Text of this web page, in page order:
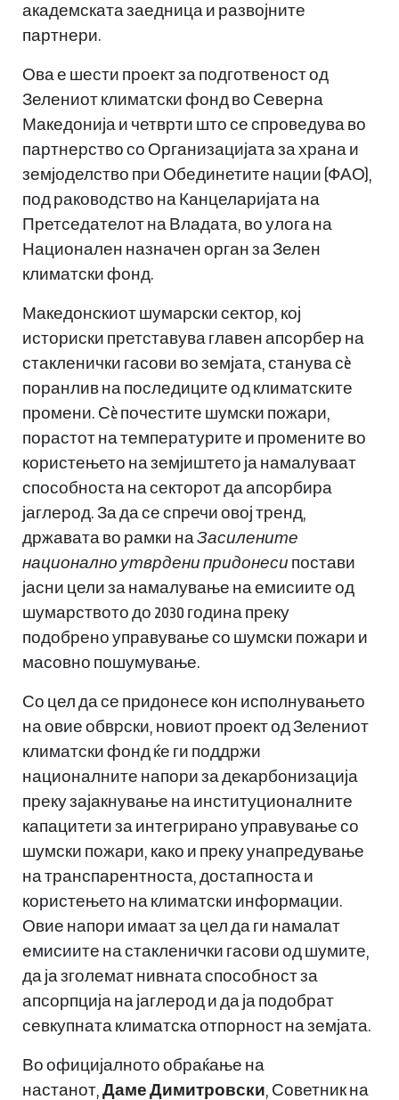
академската заедница и развојните
партнери.
Ова е шести проект за подготвеност од
Зелениот климатски фонд во Северна
Македонија и четврти што се спроведува во
партнерство со Организацијата за храна и
земјоделство при Обединетите нации (ФАО),
под раководство на Канцеларијата на
Претседателот на Владата, во улога на
Национален назначен орган за Зелен
климатски фонд.
Македонскиот шумарски сектор, кој
историски претставува главен апсорбер на
стакленички гасови во земјата, станува сè
поранлив на последиците од климатските
промени. Сè почестите шумски пожари,
порастот на температурите и промените во
користењето на земјиштето ја намалуваат
способноста на секторот да апсорбира
јаглерод. За да се спречи овој тренд,
државата во рамки на Засилените
национално утврдени придонеси постави
јасни цели за намалување на емисиите од
шумарството до 2030 година преку
подобрено управување со шумски пожари и
масовно пошумување.
Со цел да се придонесе кон исполнувањето
на овие обврски, новиот проект од Зелениот
климатски фонд ќе ги поддржи
националните напори за декарбонизација
преку зајакнување на институционалните
капацитети за интегрирано управување со
шумски пожари, како и преку унапредување
на транспарентноста, достапноста и
користењето на климатски информации.
Овие напори имаат за цел да ги намалат
емисиите на стакленички гасови од шумите,
да ја зголемат нивната способност за
апсорпција на јаглерод и да ја подобрат
севкупната климатска отпорност на земјата.
Во официјалното обраќање на
настанот, Даме Димитровски , Советник на